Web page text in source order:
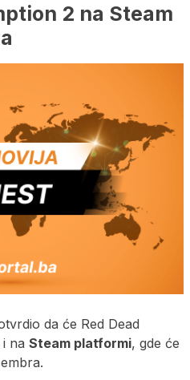
2 na Steam
da će Red Dead
na Steam platformi, gde će